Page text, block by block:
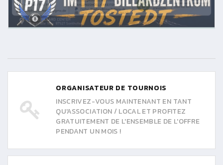
ORGANISATEUR DE TOURNOIS
INSCRIVEZ-VOUS MAINTENANT EN TANT
QU'ASSOCIATION / LOCAL ET PROFITEZ
GRATUITEMENT DE L'ENSEMBLE DE L'OFFRE
PENDANT UN MOIS !